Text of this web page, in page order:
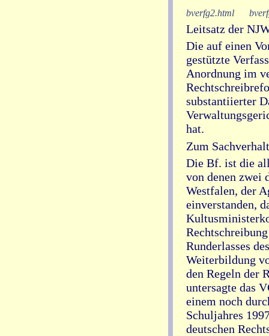
bverfg2.html
Leitsatz der
Die auf einen
gestützte
Anordnung im
substantiierter
hat.
Zum
Die Bf. ist die
von denen zwei
Westfalen, der
einverstanden,
Runderlasses
Weiterbildung
den Regeln der
untersagte das
einem noch
Schuljahres
deutschen